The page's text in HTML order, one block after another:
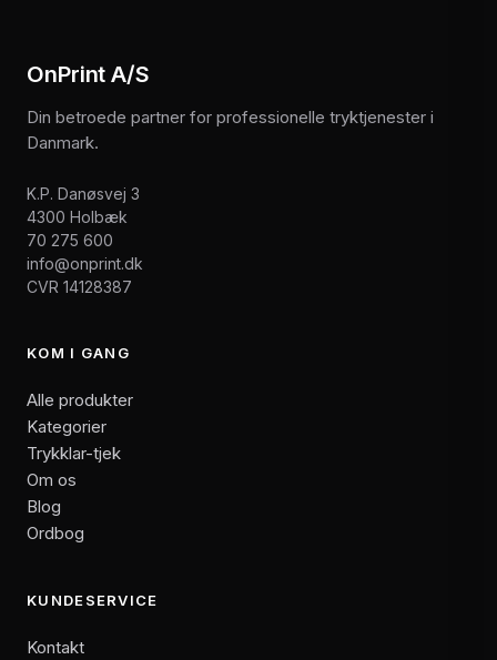
OnPrint A/S
Din betroede partner for professionelle tryktjenester i
Danmark.
K.P. Danøsvej 3
4300 Holbæk
70 275 600
info@onprint.dk
CVR 14128387
KOM I GANG
Alle produkter
Kategorier
Trykklar-tjek
Om os
Blog
Ordbog
KUNDESERVICE
Kontakt